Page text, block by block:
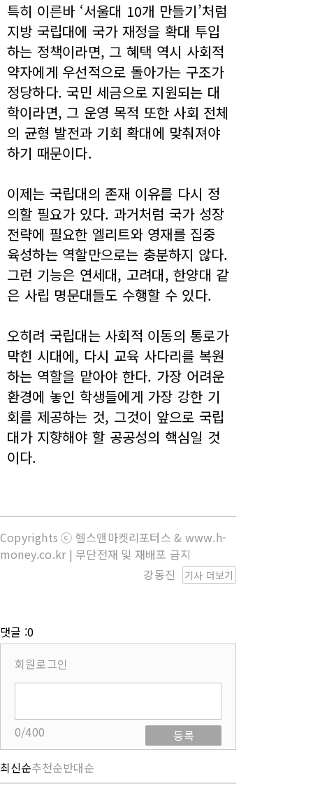
특히 이른바 ‘서울대 10개 만들기’처럼
지방 국립대에 국가 재정을 확대 투입
하는 정책이라면, 그 혜택 역시 사회적
약자에게 우선적으로 돌아가는 구조가
정당하다. 국민 세금으로 지원되는 대
학이라면, 그 운영 목적 또한 사회 전체
의 균형 발전과 기회 확대에 맞춰져야
하기 때문이다.
이제는 국립대의 존재 이유를 다시 정
의할 필요가 있다. 과거처럼 국가 성장
전략에 필요한 엘리트와 영재를 집중
육성하는 역할만으로는 충분하지 않다.
그런 기능은 연세대, 고려대, 한양대 같
은 사립 명문대들도 수행할 수 있다.
오히려 국립대는 사회적 이동의 통로가
막힌 시대에, 다시 교육 사다리를 복원
하는 역할을 맡아야 한다. 가장 어려운
환경에 놓인 학생들에게 가장 강한 기
회를 제공하는 것, 그것이 앞으로 국립
대가 지향해야 할 공공성의 핵심일 것
이다.
Copyrights ⓒ 헬스앤마켓리포터스 & www.h-
money.co.kr | 무단전재 및 재배포 금지
기사 더보기
강동진
댓글 :0
회원로그인
0/400
등록
최신순추천순반대순